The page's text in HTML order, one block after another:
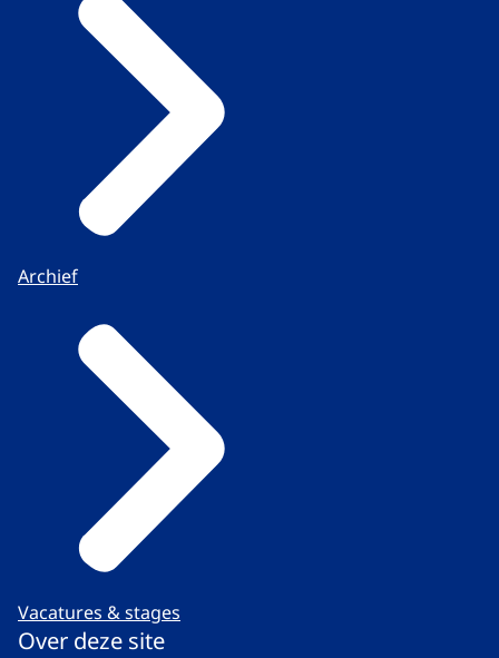
Archief
Vacatures & stages
Over deze site